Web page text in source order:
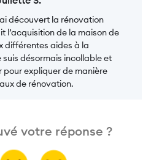
découvert la rénovation
l’acquisition de la maison de
différentes aides à la
désormais incollable et
expliquer de manière
de rénovation.
votre réponse ?